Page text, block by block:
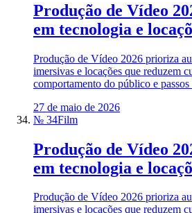
Produção de Vídeo
em tecnologia e
Produção de Vídeo 2026 prioriza
imersivas e locações que reduzem
comportamento do público e passos
27 de maio de 2026
№ 34Film
Produção de Vídeo
em tecnologia e
Produção de Vídeo 2026 prioriza
imersivas e locações que reduzem